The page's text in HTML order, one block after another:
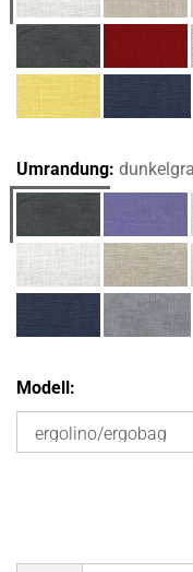
Umrandung:
Modell: